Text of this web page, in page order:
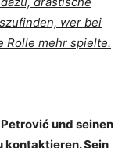
wer bei
Rolle mehr spielte.
und seinen
kontaktieren. Sein